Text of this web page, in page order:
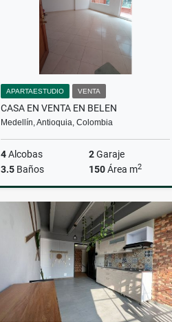
APARTAESTUDIO VENTA
CASA EN VENTA EN BELEN
Medellín, Antioquia, Colombia
4Alcobas 2Garaje
3.5 Baños 150Área m2
Venta
$820.000.000